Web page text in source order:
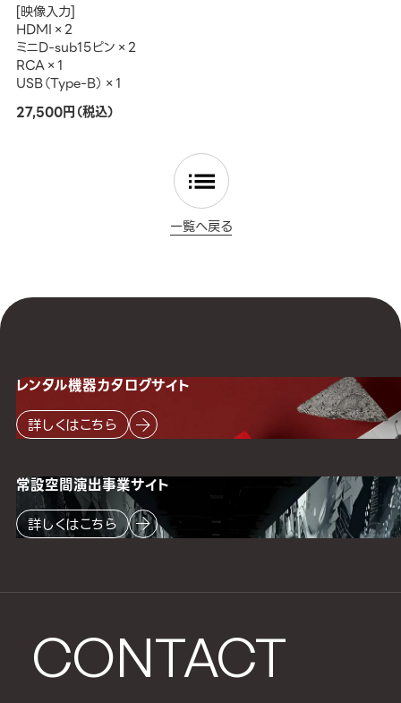
[映像入力]
HDMI×2
ミニD-sub15ピン×2
RCA×1
USB（Type-B）×1
27,500円（税込）
一覧へ戻る
CONTACT
レンタル機器カタログサイト
詳しくはこちら
常設空間演出事業サイト
詳しくはこちら